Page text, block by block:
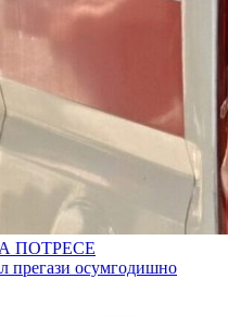
ПОТРЕСЕ
осумгодишно